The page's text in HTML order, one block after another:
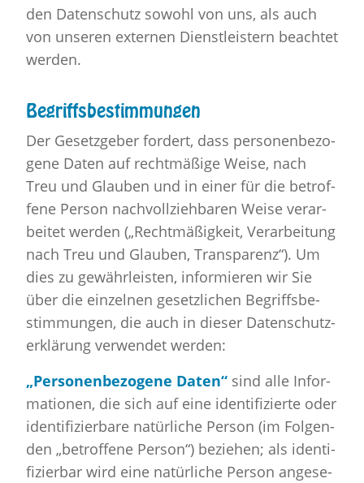
den Da­ten­schutz so­wohl von uns, als auch
von un­se­ren ex­ter­nen Dienst­leis­tern be­ach­tet
wer­den.
Be­griffs­be­stim­mun­gen
Der Ge­setz­ge­ber for­dert, dass per­so­nen­be­zo­
ge­ne Daten auf recht­mä­ßi­ge Weise, nach
Treu und Glau­ben und in einer für die be­trof­
fe­ne Per­son nach­voll­zieh­ba­ren Weise ver­ar­
bei­tet wer­den („Recht­mä­ßig­keit, Ver­ar­bei­tung
nach Treu und Glau­ben, Trans­pa­renz“). Um
dies zu ge­währ­leis­ten, in­for­mie­ren wir Sie
über die ein­zel­nen ge­setz­li­chen Be­griffs­be­
stim­mun­gen, die auch in die­ser Da­ten­schutz­
er­klä­rung ver­wen­det wer­den:
„Per­so­nen­be­zo­ge­ne Daten“ sind alle In­for­
ma­tio­nen, die sich auf eine iden­ti­fi­zier­te oder
iden­ti­fi­zier­ba­re na­tür­li­che Per­son (im Fol­gen­
den „be­trof­fe­ne Per­son“) be­zie­hen; als iden­ti­
fi­zier­bar wird eine na­tür­li­che Per­son an­ge­se­